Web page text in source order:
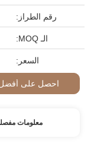
رقم الطراز:
الـ MOQ:
السعر:
احصل على
معلومات